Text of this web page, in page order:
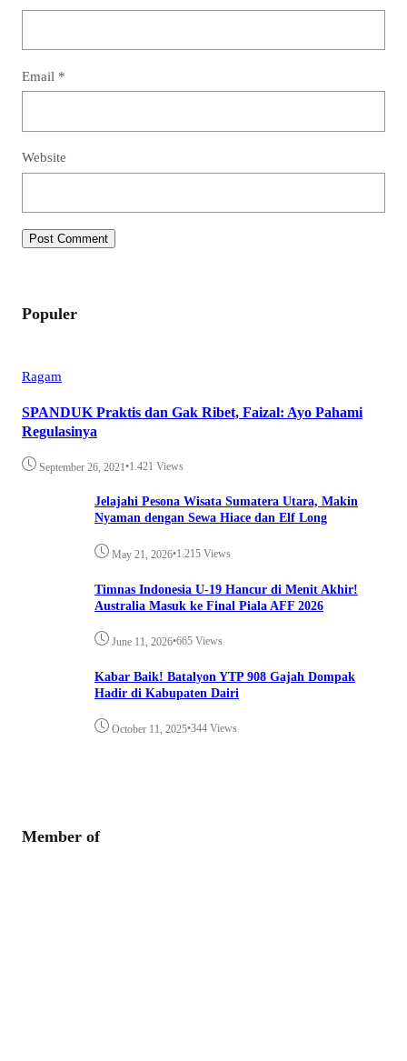
Email *
Website
Populer
Ragam
SPANDUK Praktis dan Gak Ribet, Faizal: Ayo Pahami
Regulasinya
September 26, 2021•1.421 Views
Jelajahi Pesona Wisata Sumatera Utara, Makin
Nyaman dengan Sewa Hiace dan Elf Long
May 21, 2026•1.215 Views
Timnas Indonesia U-19 Hancur di Menit Akhir!
Australia Masuk ke Final Piala AFF 2026
June 11, 2026•665 Views
Kabar Baik! Batalyon YTP 908 Gajah Dompak
Hadir di Kabupaten Dairi
October 11, 2025•344 Views
Member of